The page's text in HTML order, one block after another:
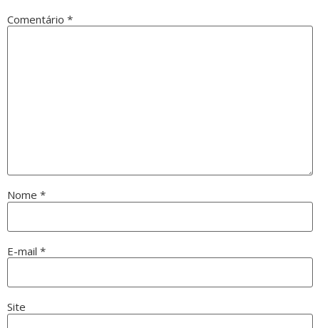
Comentário *
Nome *
E-mail *
Site